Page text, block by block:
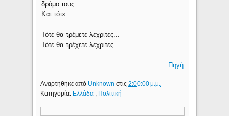
δρόμο τους.
Και τότε...
Τότε θα τρέμετε λεχρίτες...
Τότε θα τρέχετε λεχρίτες...
Πηγή
Αναρτήθηκε από Unknownστις2:00:00 μ.μ.
Κατηγορία: Ελλάδα Πολιτική